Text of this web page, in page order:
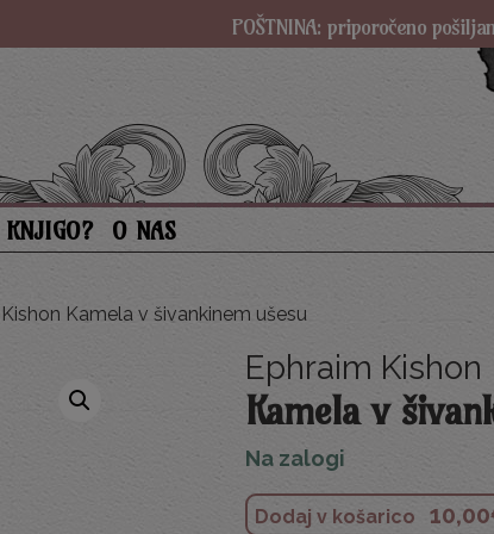
POŠTNINA: priporočeno pošiljanje
O NAS
Kamela v šivankinem ušesu
Ephraim Kishon
Kamela v
Na zalogi
Dodaj v košarico 10,00